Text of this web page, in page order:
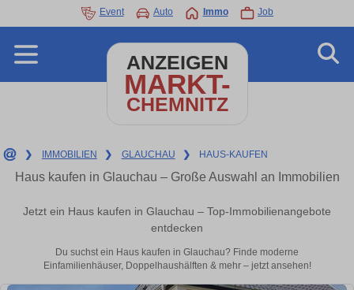
Event Auto Immo Job
ANZEIGEN
MARKT-
CHEMNITZ
❯ IMMOBILIEN ❯ GLAUCHAU ❯ HAUS-KAUFEN
Haus kaufen in Glauchau – Große Auswahl an Immobilien
Jetzt ein Haus kaufen in Glauchau – Top-Immobilienangebote
entdecken
Du suchst ein Haus kaufen in Glauchau? Finde moderne
Einfamilienhäuser, Doppelhaushälften & mehr – jetzt ansehen!